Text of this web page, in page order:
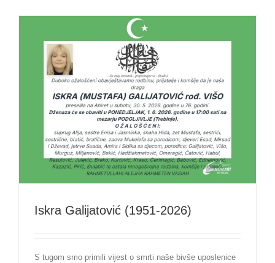
Iskra Galijatović (1951-2026)
S tugom smo primili vijest o smrti naše bivše uposlenice